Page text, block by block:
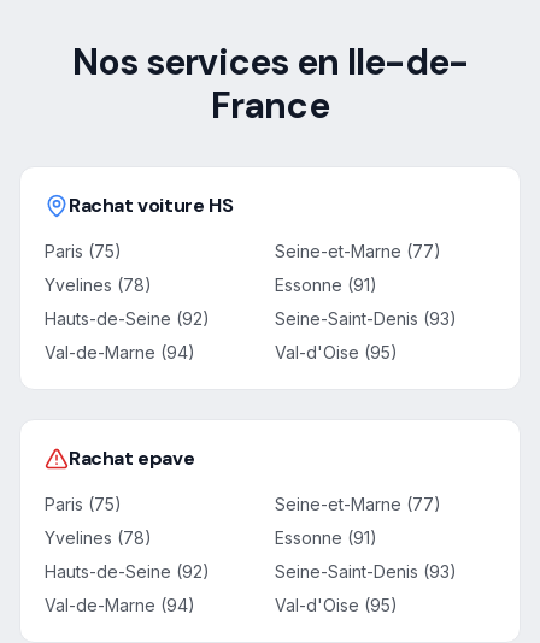
Nos services en Ile-de-
France
Rachat voiture HS
Paris (75)
Seine-et-Marne (77)
Yvelines (78)
Essonne (91)
Hauts-de-Seine (92)
Seine-Saint-Denis (93)
Val-de-Marne (94)
Val-d'Oise (95)
Rachat epave
Paris (75)
Seine-et-Marne (77)
Yvelines (78)
Essonne (91)
Hauts-de-Seine (92)
Seine-Saint-Denis (93)
Val-de-Marne (94)
Val-d'Oise (95)